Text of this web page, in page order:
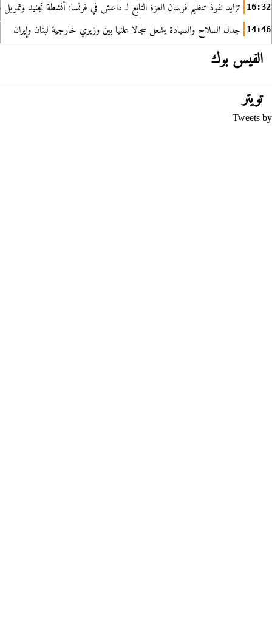
16:32 تزايد نفوذ تنظيم فرسان العزة التابع لـ داعش في فرنسا: أنشطة تجنيد
14:46 جدل السلاح والسيادة يشعل سجالا علنيا بين وزيري خارجية لبنان وإيران
الفيس بوك
تويتر
Tweets by